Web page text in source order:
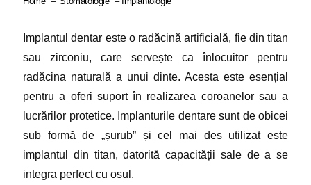
Implantul dentar este o radăcină artificială, fie din titan
sau zirconiu, care servește ca înlocuitor pentru
radăcina naturală a unui dinte. Acesta este esențial
pentru a oferi suport în realizarea coroanelor sau a
lucrărilor protetice. Implanturile dentare sunt de obicei
sub formă de „șurub” și cel mai des utilizat este
implantul din titan, datorită capacității sale de a se
integra perfect cu osul.